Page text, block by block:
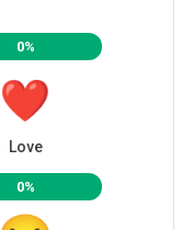
0%
Love
0%